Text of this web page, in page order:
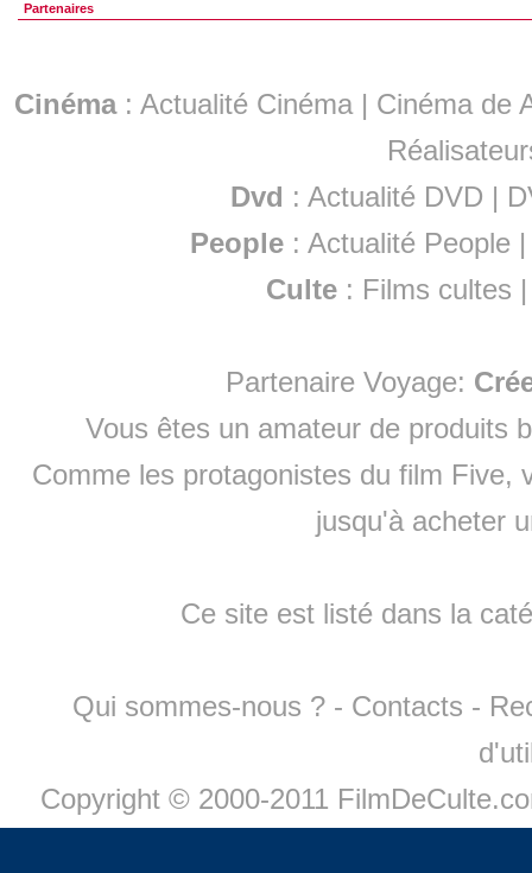
Partenaires
Cinéma: Actualité Cinéma | Cinéma de
Dvd : Actualité DVD |
People :Actualité People
Culte : Films cultes
Partenaire Voyage:
Vous êtes un amateur de produits
Comme les protagonistes du film Five,
jusqu'à acheter
Ce site est listé dans la
Qui sommes-nous ? - Contacts -
Copyright © 2000-2011